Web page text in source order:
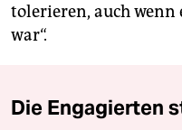
tolerieren, auch wenn
war“.
Die Engagierten